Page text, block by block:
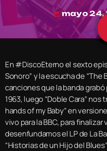
today mayo 24,
En #DiscoEterno el sexto
Sonoro” y la escucha de “The
canciones que la banda grabó
1963, luego “Doble Cara” nos
hands of my Baby” en
vivo para la BBC, para
desenfundamos el LP de La
“Historias de un Hijo del